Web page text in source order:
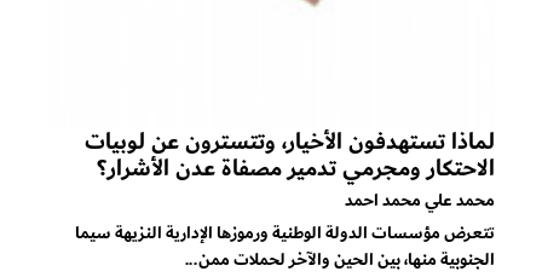
لماذا تستهدفون الأخيار، وتتسترون عن لوبيات
الاحتكار ومجرمي تدمير مصفاة عدن الأشرار؟
محمد علي محمد احمد
تتعرض مؤسسات الدولة الوطنية ورموزها الإدارية النزيهة سيما
الجنوبية منها، بين الحين والآخر لحملات ممن...